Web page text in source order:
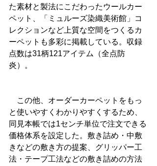
た素材と製法にこだわったウールカー
ペット、「ミュルーズ染織美術館」コ
レクションなど上質な空間をつくるカ
ーペットも多彩に掲載している。収録
点数は31柄121アイテム（全点防
炎）。
この他、オーダーカーペットをもっ
と使いやすくわかりやすくするため、
同見本帳では1センチ単位で注文できる
価格体系を設定した。敷き詰め・中敷
きなどの敷き方の提案、グリッパー工
法・テープ工法などの敷き詰めの方法